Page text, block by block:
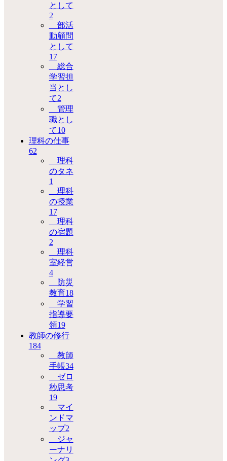
として
2
部活
動顧問
として
17
総合
学習担
当とし
て2
管理
職とし
て10
理科の仕事
62
理科
のタネ
1
理科
の授業
17
理科
の宿題
2
理科
室経営
4
防災
教育18
学習
指導要
領19
教師の修行
184
教師
手帳34
ゼロ
秒思考
19
マイ
ンドマ
ップ2
ジャ
ーナリ